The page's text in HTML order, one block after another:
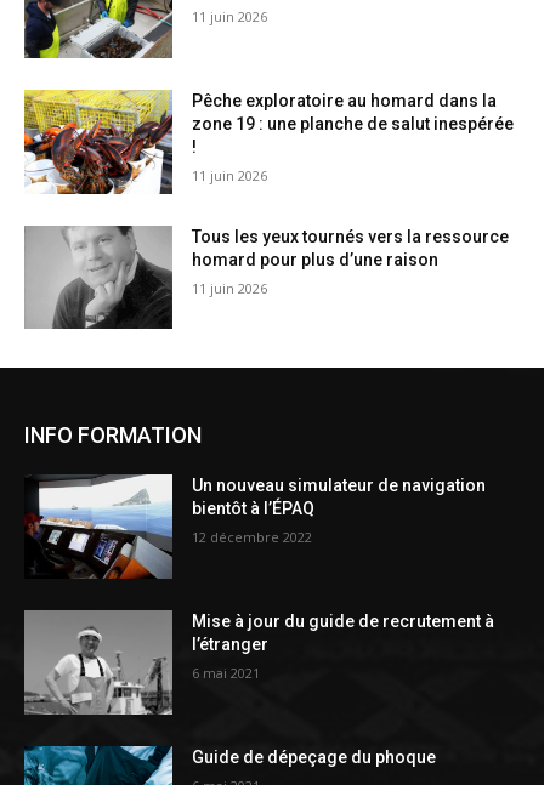
11 juin 2026
Pêche exploratoire au homard dans la
zone 19 : une planche de salut inespérée
!
11 juin 2026
Tous les yeux tournés vers la ressource
homard pour plus d’une raison
11 juin 2026
INFO FORMATION
Un nouveau simulateur de navigation
bientôt à l’ÉPAQ
12 décembre 2022
Mise à jour du guide de recrutement à
l’étranger
6 mai 2021
Guide de dépeçage du phoque